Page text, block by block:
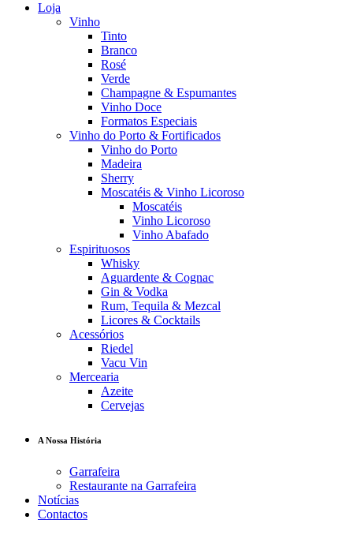
Loja
Vinho
Tinto
Branco
Rosé
Verde
Champagne & Espumantes
Vinho Doce
Formatos Especiais
Vinho do Porto & Fortificados
Vinho do Porto
Madeira
Sherry
Moscatéis & Vinho Licoroso
Moscatéis
Vinho Licoroso
Vinho Abafado
Espirituosos
Whisky
Aguardente & Cognac
Gin & Vodka
Rum, Tequila & Mezcal
Licores & Cocktails
Acessórios
Riedel
Vacu Vin
Mercearia
Azeite
Cervejas
A Nossa História
Garrafeira
Restaurante na Garrafeira
Notícias
Contactos